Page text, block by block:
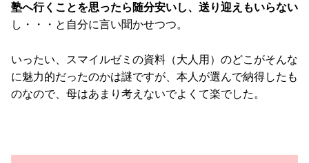
塾へ行くことを思ったら随分安いし、送り迎えもいらない
し・・・と自分に言い聞かせつつ。
いったい、スマイルゼミの資料（大人用）のどこがそんな
に魅力的だったのかは謎ですが、本人が選んで納得したも
のなので、母はあまり考えないでよくて楽でした。